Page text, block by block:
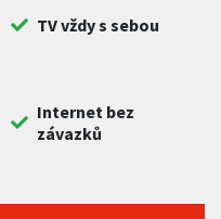
TV vždy s sebou
Internet bez
závazků